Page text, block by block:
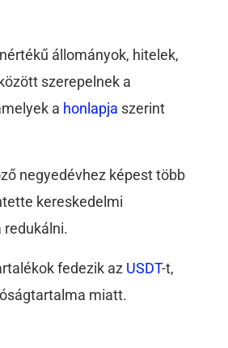
állományok, hitelek,
szerepelnek a
a honlapja szerint
negyedévhez képest több
kereskedelmi
redukálni.
fedezik az USDT-t,
miatt.